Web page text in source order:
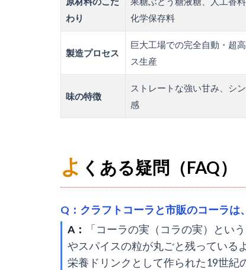
わり
化学保存料
製造プロセス
巨大工場での完全自動・超
ス生産
味の特徴
ストレートな強い甘み、シ
感
よ くある疑問（FAQ）
Q：クラフトコーラと市販のコーラは
A：
「コーラの実（コラの実）とい
やスパイスの粒が丸ごと残っている
栄養ドリンクとして作られた19世紀